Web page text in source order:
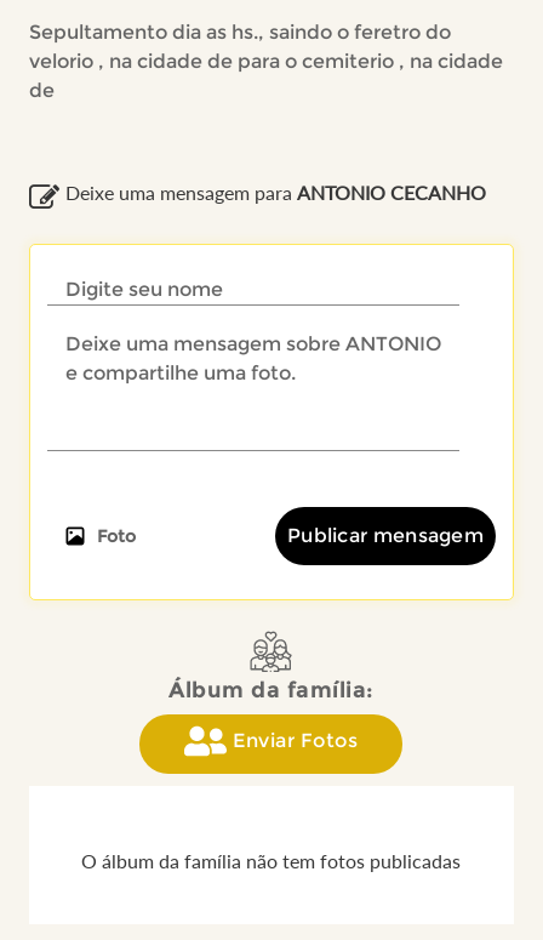
Sepultamento dia as hs., saindo o feretro do
velorio , na cidade de para o cemiterio , na cidade
de
Deixe uma mensagem para ANTONIO CECANHO
Foto Publicar mensagem
Álbum da família:
Enviar Fotos
O álbum da família não tem fotos publicadas